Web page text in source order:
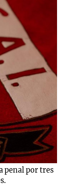
penal por tres